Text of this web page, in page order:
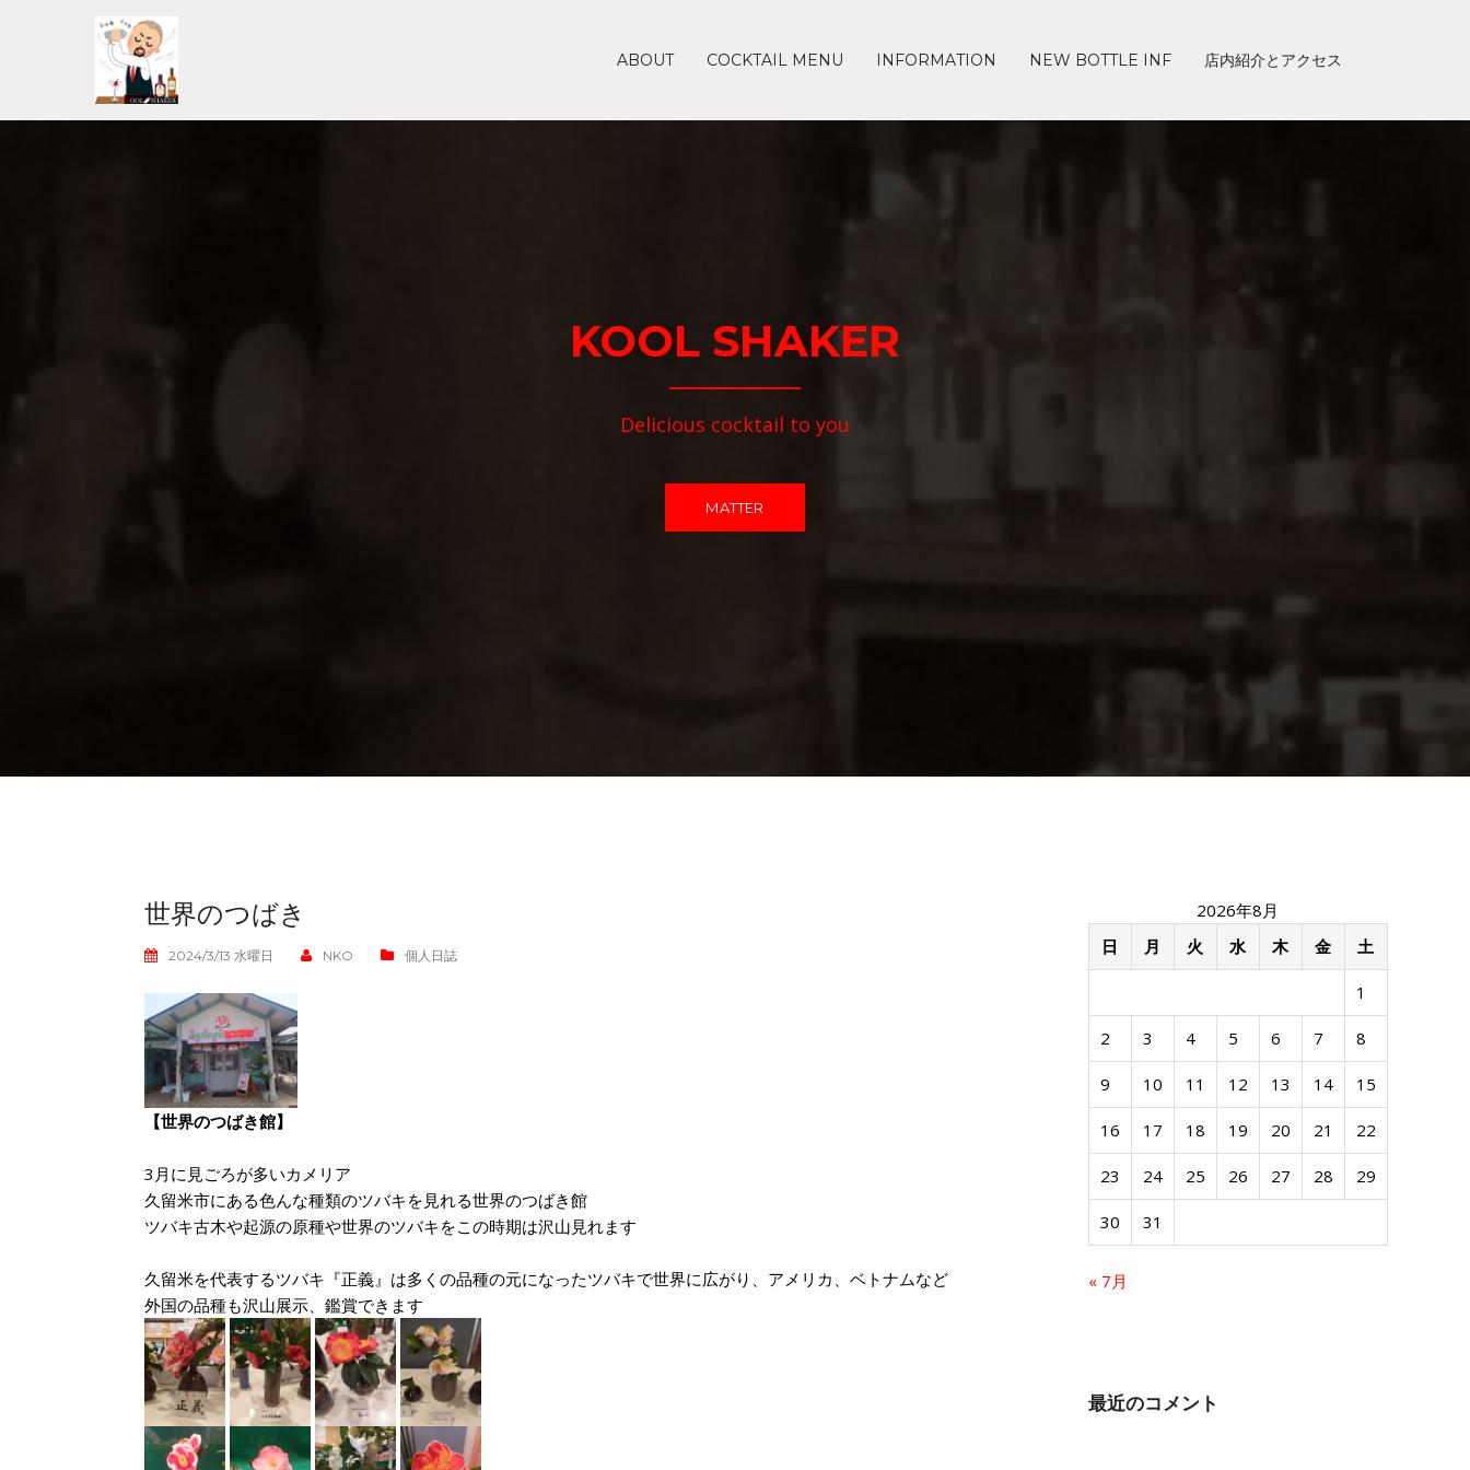
ツ
ABOUT COCKTAIL MENU INFORMATION NEW BOTTLE INF 店内紹介とアクセス
KOOL SHAKER
Delicious cocktail to you
MATTER
世界のつばき
2024/3/13 水曜日 NKO 個人日誌
【世界のつばき館】
3月に見ごろが多いカメリア
久留米市にある色んな種類のツバキを見れる世界のつばき館
ツバキ古木や起源の原種や世界のツバキをこの時期は沢山見れます
久留米を代表するツバキ『正義』は多くの品種の元になったツバキで世界に広がり、アメリカ、ベトナムなど
外国の品種も沢山展示、鑑賞できます
2026年8月
日
月 火 水 木 金 土
1
2 3 4 5 6 7 8
9 10 11 12 13 14 15
16 17 18 19 20 21 22
23 24 25 26 27 28 29
30 31
« 7月
最近のコメント